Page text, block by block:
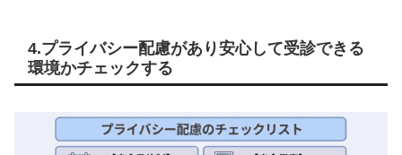
4.プライバシー配慮があり安心して受診できる
環境かチェックする